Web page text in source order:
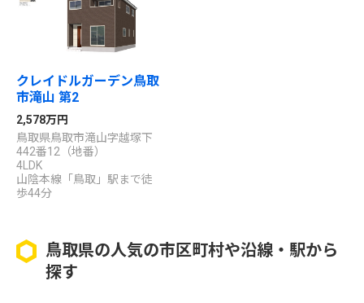
クレイドルガーデン鳥取
市滝山 第2
2,578万円
鳥取県鳥取市滝山字越塚下
442番12（地番）
4LDK
山陰本線「鳥取」駅まで徒
歩44分
鳥取県の人気の市区町村や沿線・駅から
探す